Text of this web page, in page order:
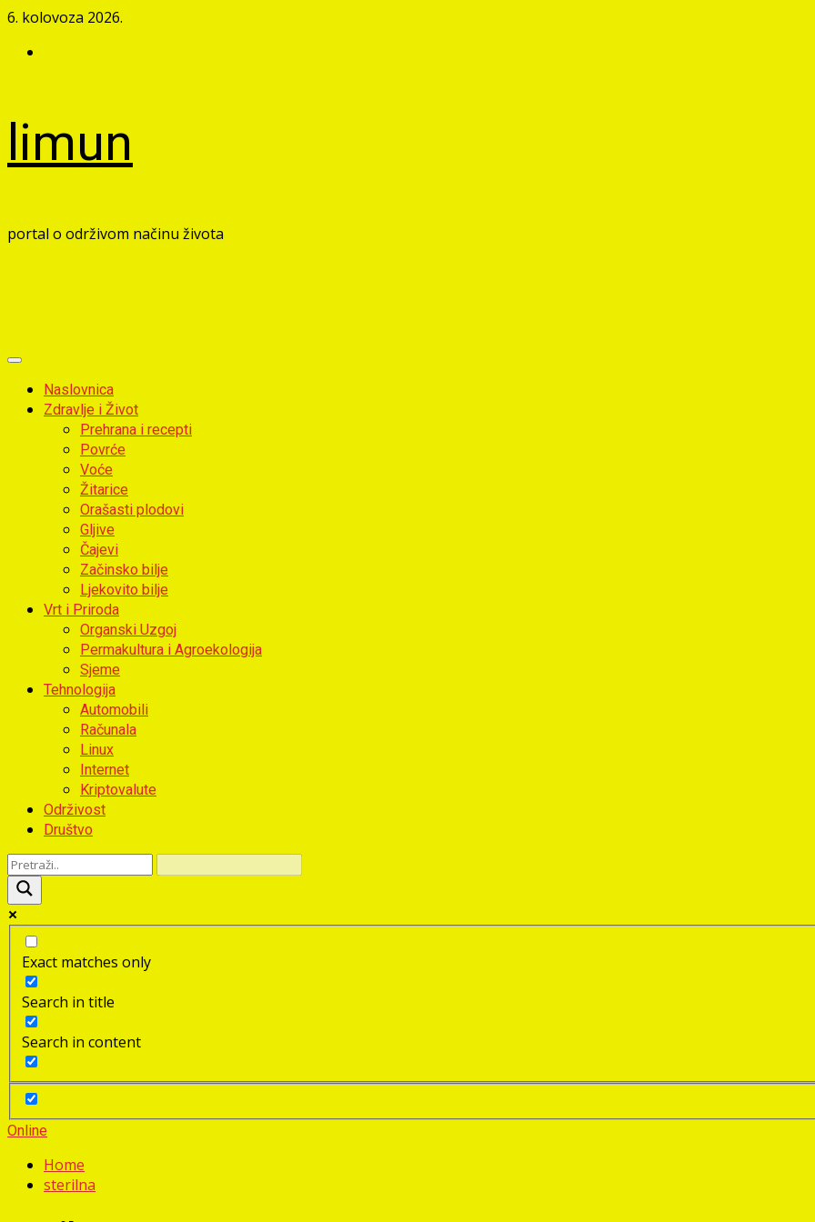
Skip
content
6. kolovoza 2026.
limun
portal o održivom načinu života
Primary
MenuNaslovnica
Zdravlje i Život
Prehrana i recepti
Povrće
Voće
Žitarice
Orašasti plodovi
Gljive
Čajevi
Začinsko bilje
Ljekovito bilje
Vrt i Priroda
Organski Uzgoj
Permakultura i Agroekologija
Sjeme
Tehnologija
Automobili
Računala
Linux
Internet
Kriptovalute
Održivost
Društvo
Exact matches only
Search in title
Search in content
Online
Home
sterilna